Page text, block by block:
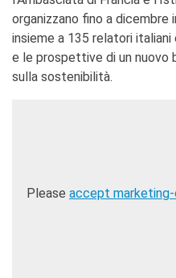
Doppi titoli
Borse di
ricerca
YEP - Young
Appalti
organizzano fino a
insieme a 135 relatori
e le prospettive di un nuovo
sulla sostenibilità.
Please accept